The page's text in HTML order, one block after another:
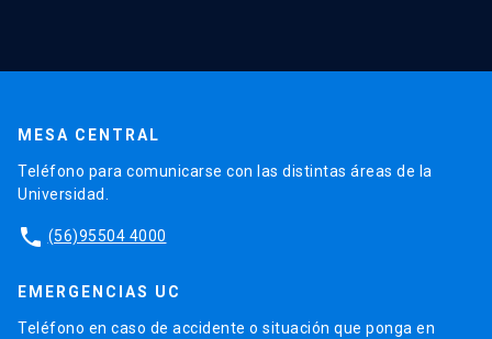
MESA CENTRAL
Teléfono para comunicarse con las distintas áreas de la
Universidad.
phone (56)95504 4000
EMERGENCIAS UC
Teléfono en caso de accidente o situación que ponga en